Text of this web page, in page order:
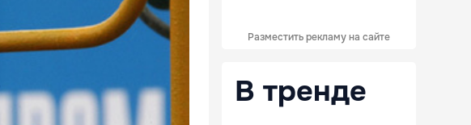
Разместить рекламу на сайте
В тренде